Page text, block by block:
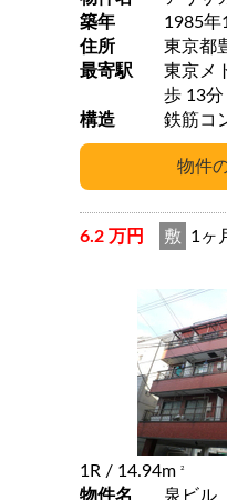
築年
1985年
住所
東京都
最寄駅
東京メト
歩 13分
構造
鉄筋コ
6.2 万円 敷 1ヶ
1R / 14.94m 2
物件名
泉ビル